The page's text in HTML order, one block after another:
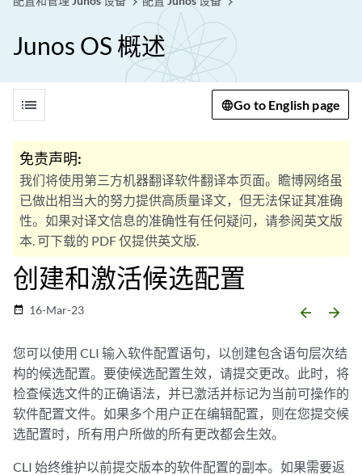
Junos OS 概述
list Go to English page
免责声明:
我们将使用第三方机器翻译软件翻译本页面。瞻博网络虽
已做出相当大的努力提供高质量译文，但无法保证其准确
性。如果对译文信息的准确性有任何疑问，请参阅英文版
本. 可下载的 PDF 仅提供英文版.
创建和激活候选配置
date_range 16-Mar-23 arrow_backward arrow_forward
您可以使用 CLI 输入软件配置语句，以创建包含语句层次结
构的候选配置。要使候选配置生效，请提交更改。此时，将
检查候选文件的正确语法，并已激活并标记为当前可操作的
软件配置文件。如果多个用户正在编辑配置，则在您提交候
选配置时，所有用户所做的所有更改都会生效。
CLI 始终维护以前提交版本的软件配置的副本。如果需要返